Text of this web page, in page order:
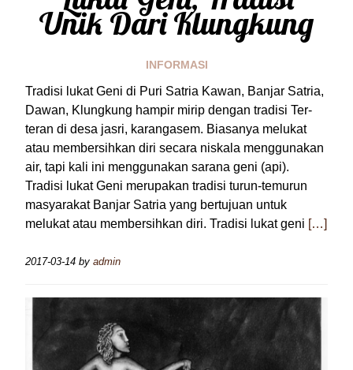
Unik Dari Klungkung
INFORMASI
Tradisi lukat Geni di Puri Satria Kawan, Banjar Satria,
Dawan, Klungkung hampir mirip dengan tradisi Ter-
teran di desa jasri, karangasem. Biasanya melukat
atau membersihkan diri secara niskala menggunakan
air, tapi kali ini menggunakan sarana geni (api).
Tradisi lukat Geni merupakan tradisi turun-temurun
masyarakat Banjar Satria yang bertujuan untuk
melukat atau membersihkan diri. Tradisi lukat geni […]
2017-03-14 by admin